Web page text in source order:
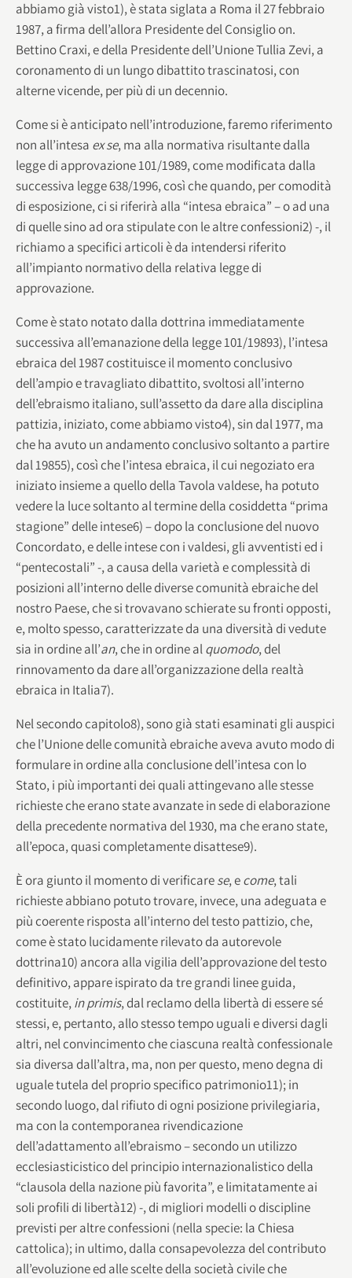
abbiamo già visto1), è stata siglata a Roma il 27 febbraio
1987, a firma dell’allora Presidente del Consiglio on.
Bettino Craxi, e della Presidente dell’Unione Tullia Zevi, a
coronamento di un lungo dibattito trascinatosi, con
alterne vicende, per più di un decennio.
Come si è anticipato nell’introduzione, faremo riferimento
non all’intesa ex se, ma alla normativa risultante dalla
legge di approvazione 101/1989, come modificata dalla
successiva legge 638/1996, così che quando, per comodità
di esposizione, ci si riferirà alla “intesa ebraica” – o ad una
di quelle sino ad ora stipulate con le altre confessioni2) -, il
richiamo a specifici articoli è da intendersi riferito
all’impianto normativo della relativa legge di
approvazione.
Come è stato notato dalla dottrina immediatamente
successiva all’emanazione della legge 101/19893), l’intesa
ebraica del 1987 costituisce il momento conclusivo
dell’ampio e travagliato dibattito, svoltosi all’interno
dell’ebraismo italiano, sull’assetto da dare alla disciplina
pattizia, iniziato, come abbiamo visto4), sin dal 1977, ma
che ha avuto un andamento conclusivo soltanto a partire
dal 19855), così che l’intesa ebraica, il cui negoziato era
iniziato insieme a quello della Tavola valdese, ha potuto
vedere la luce soltanto al termine della cosiddetta “prima
stagione” delle intese6) – dopo la conclusione del nuovo
Concordato, e delle intese con i valdesi, gli avventisti ed i
“pentecostali” -, a causa della varietà e complessità di
posizioni all’interno delle diverse comunità ebraiche del
nostro Paese, che si trovavano schierate su fronti opposti,
e, molto spesso, caratterizzate da una diversità di vedute
sia in ordine all’an, che in ordine alquomodo, del
rinnovamento da dare all’organizzazione della realtà
ebraica in Italia7).
Nel secondo capitolo8), sono già stati esaminati gli auspici
che l’Unione delle comunità ebraiche aveva avuto modo di
formulare in ordine alla conclusione dell’intesa con lo
Stato, i più importanti dei quali attingevano alle stesse
richieste che erano state avanzate in sede di elaborazione
della precedente normativa del 1930, ma che erano state,
all’epoca, quasi completamente disattese9).
È ora giunto il momento di verificarese, ecome, tali
richieste abbiano potuto trovare, invece, una adeguata e
più coerente risposta all’interno del testo pattizio, che,
come è stato lucidamente rilevato da autorevole
dottrina10) ancora alla vigilia dell’approvazione del testo
definitivo, appare ispirato da tre grandi linee guida,
costituite,in primis, dal reclamo della libertà di essere sé
stessi, e, pertanto, allo stesso tempo uguali e diversi dagli
altri, nel convincimento che ciascuna realtà confessionale
sia diversa dall’altra, ma, non per questo, meno degna di
uguale tutela del proprio specifico patrimonio11); in
secondo luogo, dal rifiuto di ogni posizione privilegiaria,
ma con la contemporanea rivendicazione
dell’adattamento all’ebraismo – secondo un utilizzo
ecclesiasticistico del principio internazionalistico della
“clausola della nazione più favorita”, e limitatamente ai
soli profili di libertà12) -, di migliori modelli o discipline
previsti per altre confessioni (nella specie: la Chiesa
cattolica); in ultimo, dalla consapevolezza del contributo
all’evoluzione ed alle scelte della società civile che